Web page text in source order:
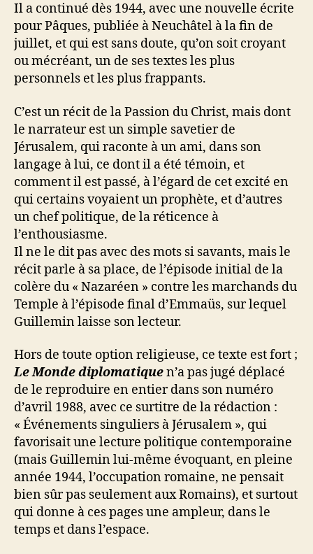
Il a continué dès 1944, avec une nouvelle écrite
pour Pâques, publiée à Neuchâtel à la fin de
juillet, et qui est sans doute, qu’on soit croyant
ou mécréant, un de ses textes les plus
personnels et les plus frappants.
C’est un récit de la Passion du Christ, mais dont
le narrateur est un simple savetier de
Jérusalem, qui raconte à un ami, dans son
langage à lui, ce dont il a été témoin, et
comment il est passé, à l’égard de cet excité en
qui certains voyaient un prophète, et d’autres
un chef politique, de la réticence à
l’enthousiasme.
Il ne le dit pas avec des mots si savants, mais le
récit parle à sa place, de l’épisode initial de la
colère du « Nazaréen » contre les marchands du
Temple à l’épisode final d’Emmaüs, sur lequel
Guillemin laisse son lecteur.
Hors de toute option religieuse, ce texte est fort ;
Le Monde diplomatiquen’a pas jugé déplacé
de le reproduire en entier dans son numéro
d’avril 1988, avec ce surtitre de la rédaction :
« Événements singuliers à Jérusalem », qui
favorisait une lecture politique contemporaine
(mais Guillemin lui-même évoquant, en pleine
année 1944, l’occupation romaine, ne pensait
bien sûr pas seulement aux Romains), et surtout
qui donne à ces pages une ampleur, dans le
temps et dans l’espace.